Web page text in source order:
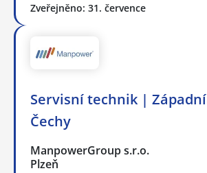
Zveřejněno: 31. července
Servisní technik | Západní
Čechy
ManpowerGroup s.r.o.
Plzeň